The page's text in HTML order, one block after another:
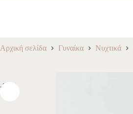
Αρχική σελίδα Γυναίκα Νυχτικά
-30%